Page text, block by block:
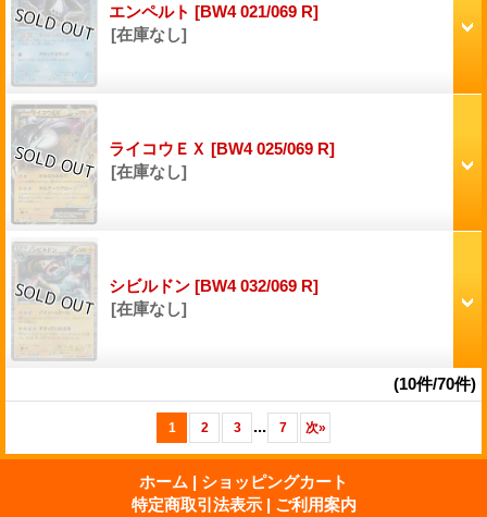
エンペルト [BW4 021/069 R]
[在庫なし]
ライコウＥＸ [BW4 025/069 R]
[在庫なし]
シビルドン [BW4 032/069 R]
[在庫なし]
(10件/70件)
1 2 3 ... 7 次»
ホーム | ショッピングカート
特定商取引法表示 | ご利用案内